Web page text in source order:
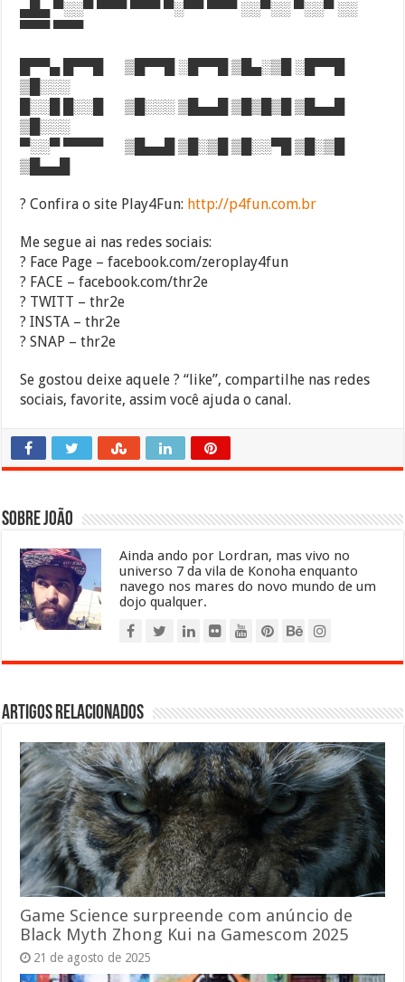
▄█▄ ▀░░▀ ▀▀▀ ▀▀▀ ▀░▀▀ ▀▀▀ ░░▀░░ ▀░░▀ ░░
▀▀▀ ▀▀▀
█▀▀▄ █▀▀█ ▒█▀▀█ ░█▀▀█ ▒█▄░▒█ ░█▀▀█
▒█░░░
█░░█ █░░█ ▒█░░░ ▒█▄▄█ ▒█▒█▒█ ▒█▄▄█
▒█░░░
▀░░▀ ▀▀▀▀ ▒█▄▄█ ▒█░▒█ ▒█░░▀█ ▒█░▒█
▒█▄▄█
? Confira o site Play4Fun: http://p4fun.com.br
Me segue ai nas redes sociais:
? Face Page – facebook.com/zeroplay4fun
? FACE – facebook.com/thr2e
? TWITT – thr2e
? INSTA – thr2e
? SNAP – thr2e
Se gostou deixe aquele ? “like”, compartilhe nas redes
sociais, favorite, assim você ajuda o canal.
Sobre João
Ainda ando por Lordran, mas vivo no
universo 7 da vila de Konoha enquanto
navego nos mares do novo mundo de um
dojo qualquer.
Artigos relacionados
Game Science surpreende com anúncio de
Black Myth Zhong Kui na Gamescom 2025
21 de agosto de 2025